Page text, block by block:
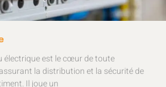
électrique est le cœur de toute
la distribution et la sécurité de
Il joue un